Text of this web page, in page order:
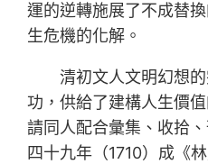
運的逆轉施展了不成替
生危機的化解。
清初文人文明幻想
功，供給了建構人生價
請同人配合彙集、收拾
四十九年（1710）成《